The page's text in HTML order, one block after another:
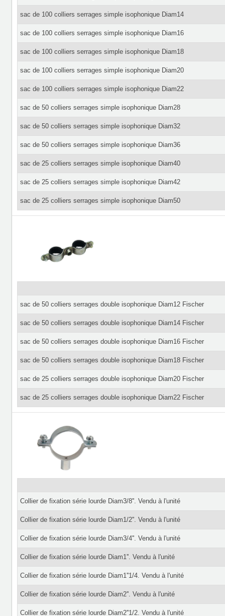
sac de 100 colliers serrages simple isophonique Diam14
sac de 100 colliers serrages simple isophonique Diam16
sac de 100 colliers serrages simple isophonique Diam18
sac de 100 colliers serrages simple isophonique Diam20
sac de 100 colliers serrages simple isophonique Diam22
sac de 50 colliers serrages simple isophonique Diam28
sac de 50 colliers serrages simple isophonique Diam32
sac de 50 colliers serrages simple isophonique Diam36
sac de 25 colliers serrages simple isophonique Diam40
sac de 25 colliers serrages simple isophonique Diam42
sac de 25 colliers serrages simple isophonique Diam50
sac de 50 colliers serrages double isophonique Diam12 Fischer
sac de 50 colliers serrages double isophonique Diam14 Fischer
sac de 50 colliers serrages double isophonique Diam16 Fischer
sac de 50 colliers serrages double isophonique Diam18 Fischer
sac de 25 colliers serrages double isophonique Diam20 Fischer
sac de 25 colliers serrages double isophonique Diam22 Fischer
Collier de fixation série lourde Diam3/8''. Vendu à l'unité
Collier de fixation série lourde Diam1/2''. Vendu à l'unité
Collier de fixation série lourde Diam3/4''. Vendu à l'unité
Collier de fixation série lourde Diam1''. Vendu à l'unité
Collier de fixation série lourde Diam1''1/4. Vendu à l'unité
Collier de fixation série lourde Diam2''. Vendu à l'unité
Collier de fixation série lourde Diam2''1/2. Vendu à l'unité